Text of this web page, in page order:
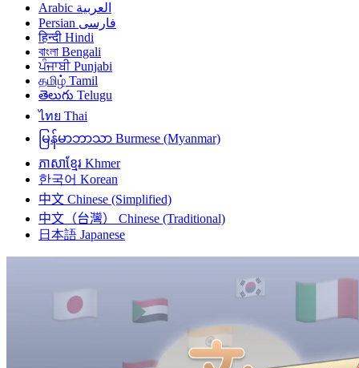
العربية Arabic
فارسی Persian
हिन्दी Hindi
বাংলা Bengali
ਪੰਜਾਬੀ Punjabi
தமிழ் Tamil
తెలుగు Telugu
ไทย Thai
မြန်မာဘာသာ Burmese (Myanmar)
ភាសាខ្មែរ Khmer
한국어 Korean
中文 Chinese (Simplified)
中文（台灣）
Chinese (Traditional)
日本語 Japanese